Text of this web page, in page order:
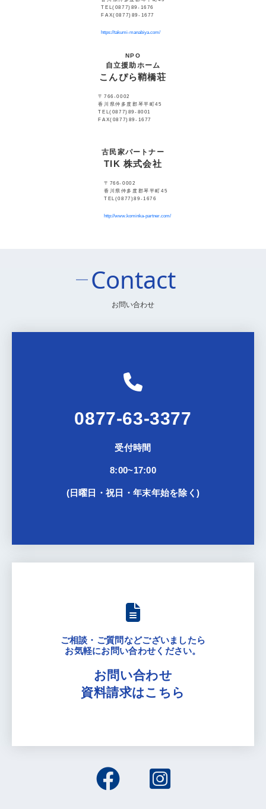
TEL(0877)89-1676
FAX(0877)89-1677
https://takumi-manabiya.com/
NPO
自立援助ホーム
こんぴら鞘橋荘
〒766-0002
香川県仲多度郡琴平町45
TEL(0877)89-8001
FAX(0877)89-1677
古民家パートナー
TIK 株式会社
〒766-0002
香川県仲多度郡琴平町45
TEL(0877)89-1676
http://www.kominka-partner.com/
Contact
お問い合わせ
0877-63-3377
受付時間
8:00~17:00
(日曜日・祝日・年末年始を除く)
ご相談・ご質問などございましたら
お気軽にお問い合わせください。
お問い合わせ
資料請求はこちら